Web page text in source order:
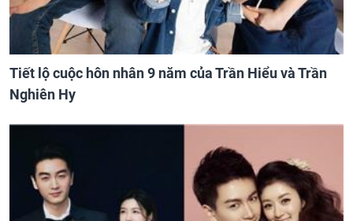
Tiết lộ cuộc hôn nhân 9 năm của Trần Hiểu và Trần
Nghiên Hy